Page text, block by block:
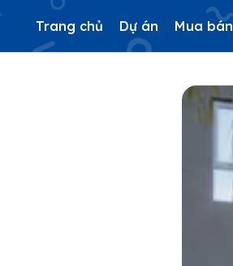
Trang chủ Dự án Mua bán